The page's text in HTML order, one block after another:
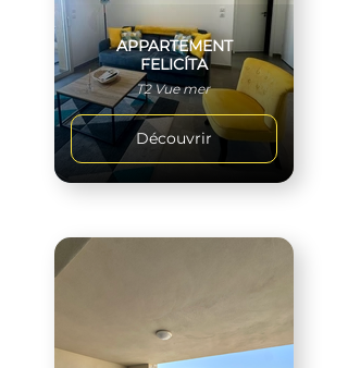
APPARTEMENT
FELICÍTA
T2 Vue mer
Découvrir